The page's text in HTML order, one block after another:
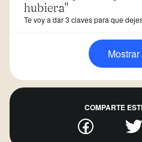
hubiera"
Te voy a dar 3 claves para que
COMPARTE